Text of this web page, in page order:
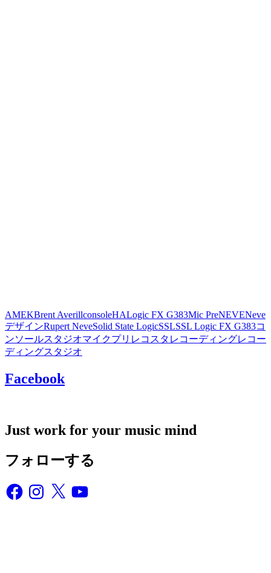
AMEKBrent AverillconsoleHALogic FX G383Mic PreNEVENeve
デザインRupert NeveSolid State LogicSSLSSL Logic FX G383コ
ンソールスタジオマイクプリ レコスタ レコーディングレコー
ディングスタジオ
Facebook
Just work for your music mind
フォローする
FacebookInstagram
X YouTube